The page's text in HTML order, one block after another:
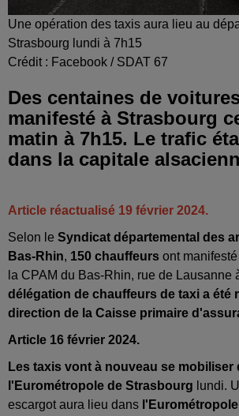
Une opération des taxis aura lieu au
Strasbourg lundi à 7h15
Crédit : Facebook / SDAT 67
Des centaines de
manifesté à Strasbourg
matin à 7h15. Le trafic
dans la capitale
Article réactualisé 19 février 2024.
Selon le Syndicat départemental des
Bas-Rhin, 150 chauffeurs ont
la CPAM du Bas-Rhin, rue de Lausanne
délégation de chauffeurs de taxi a été
direction de la Caisse primaire
Article 16 février 2024.
Les taxis vont à nouveau se mobiliser
l'Eurométropole de Strasbourg lundi.
escargot aura lieu dans